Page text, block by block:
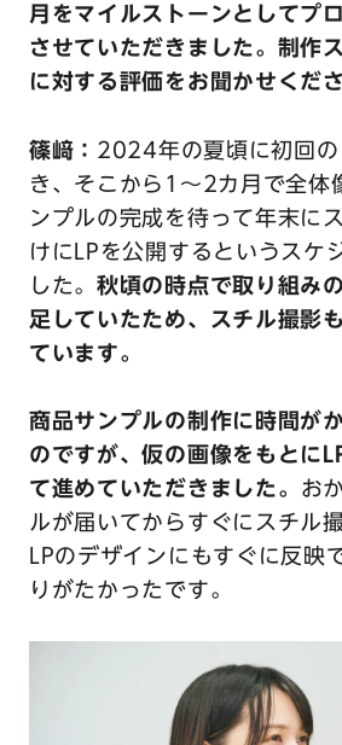
月をマイルストーンとしてプ
させていただきました。制作
に対する評価をお聞かせくださ
篠﨑： 2024年の夏頃に初回の
き、そこから1〜2カ月で全体
ンプルの完成を待って年末に
けにLPを公開するというスケ
した。秋頃の時点で取り組み
足していたため、スチル撮影
ています。
商品サンプルの制作に時間が
のですが、仮の画像をもとに
て進めていただきました。 お
ルが届いてからすぐにスチル
LPのデザインにもすぐに反映
りがたかったです。